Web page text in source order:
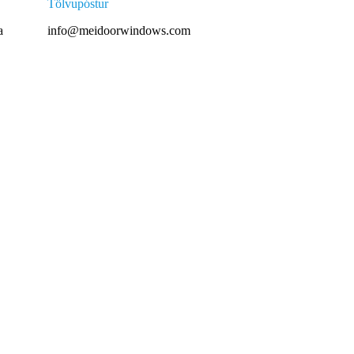
Tölvupóstur
info@meidoorwindows.com